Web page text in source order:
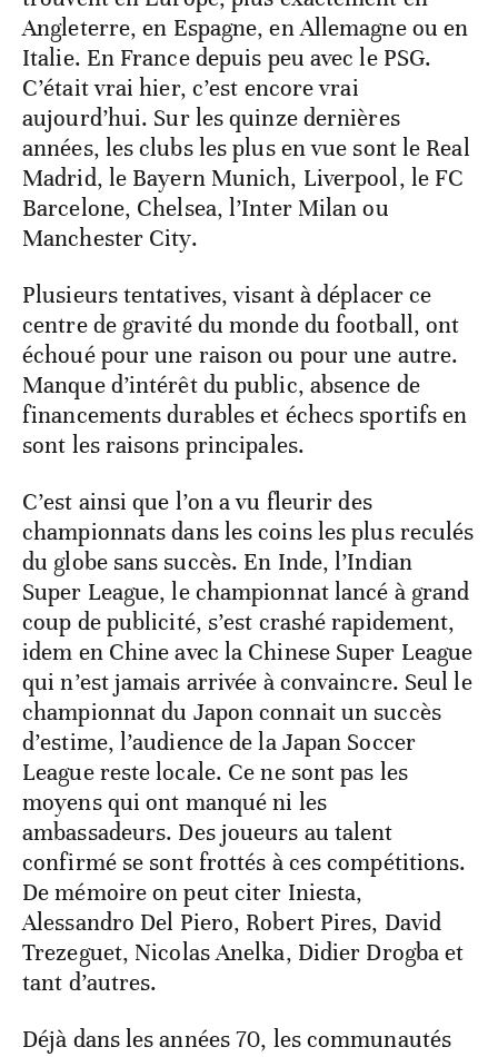
Angleterre, en Espagne, en Allemagne ou en
Italie. En France depuis peu avec le PSG.
C’était vrai hier, c’est encore vrai
aujourd’hui. Sur les quinze dernières
années, les clubs les plus en vue sont le Real
Madrid, le Bayern Munich, Liverpool, le FC
Barcelone, Chelsea, l’Inter Milan ou
Manchester City.
Plusieurs tentatives, visant à déplacer ce
centre de gravité du monde du football, ont
échoué pour une raison ou pour une autre.
Manque d’intérêt du public, absence de
financements durables et échecs sportifs en
sont les raisons principales.
C’est ainsi que l’on a vu fleurir des
championnats dans les coins les plus reculés
du globe sans succès. En Inde, l’Indian
Super League, le championnat lancé à grand
coup de publicité, s’est crashé rapidement,
idem en Chine avec la Chinese Super League
qui n’est jamais arrivée à convaincre. Seul le
championnat du Japon connait un succès
d’estime, l’audience de la Japan Soccer
League reste locale. Ce ne sont pas les
moyens qui ont manqué ni les
ambassadeurs. Des joueurs au talent
confirmé se sont frottés à ces compétitions.
De mémoire on peut citer Iniesta,
Alessandro Del Piero, Robert Pires, David
Trezeguet, Nicolas Anelka, Didier Drogba et
tant d’autres.
Déjà dans les années 70, les communautés